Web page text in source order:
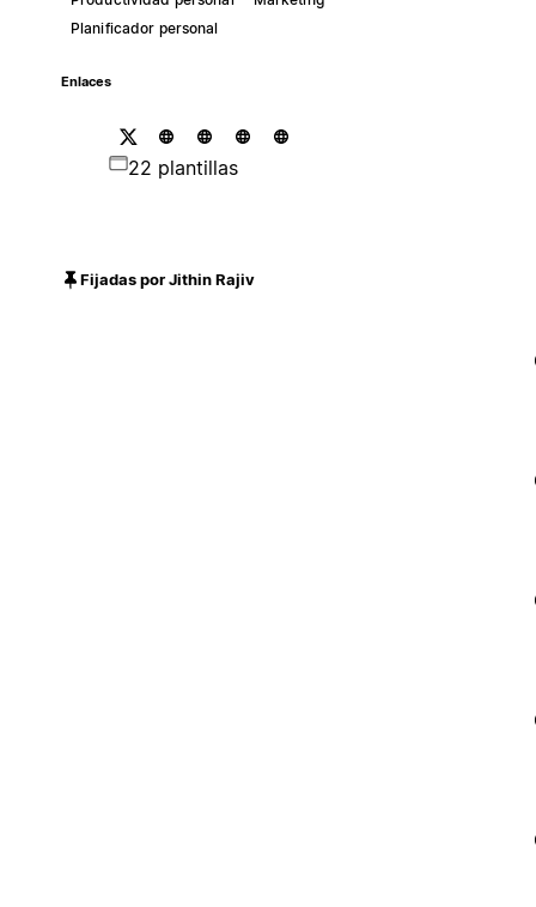
Planificador personal
Enlaces
22 plantillas
Fijadas por Jithin Rajiv